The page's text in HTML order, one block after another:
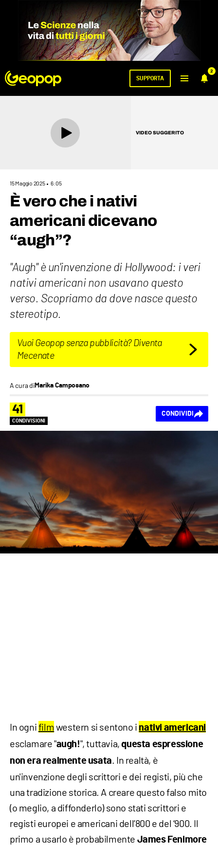
2
SUPPORTA
VIDEO SUGGERITO
15 Maggio 2025 6:05
È vero che i nativi
americani dicevano
“augh”?
"Augh" è un'invenzione di Hollywood: i veri
nativi americani non usavano questo
verso. Scopriamo da dove nasce questo
stereotipo.
Vuoi Geopop senza pubblicità? Diventa
Mecenate
A cura diMarika Camposano
41
CONDIVISIONI
CONDIVIDI
In ognifilm western si sentono i nativi americani
esclamare "augh!", tuttavia,questa espressione
non era realmente usata. In realtà, è
un'invenzione degli scrittori e dei registi, più che
una tradizione storica. A creare questo falso mito
(o meglio, a diffonderlo) sono stati scrittori e
registi europei e americani dell’800 e del ‘900. Il
primo a usarlo è probabilmente James Fenimore